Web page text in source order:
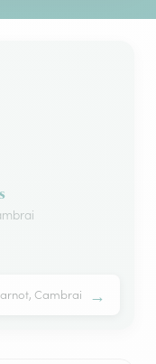
Cambrai →